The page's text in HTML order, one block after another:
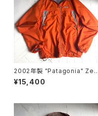
2002年製 "Patagonia" Zep
hur jacket
¥15,400